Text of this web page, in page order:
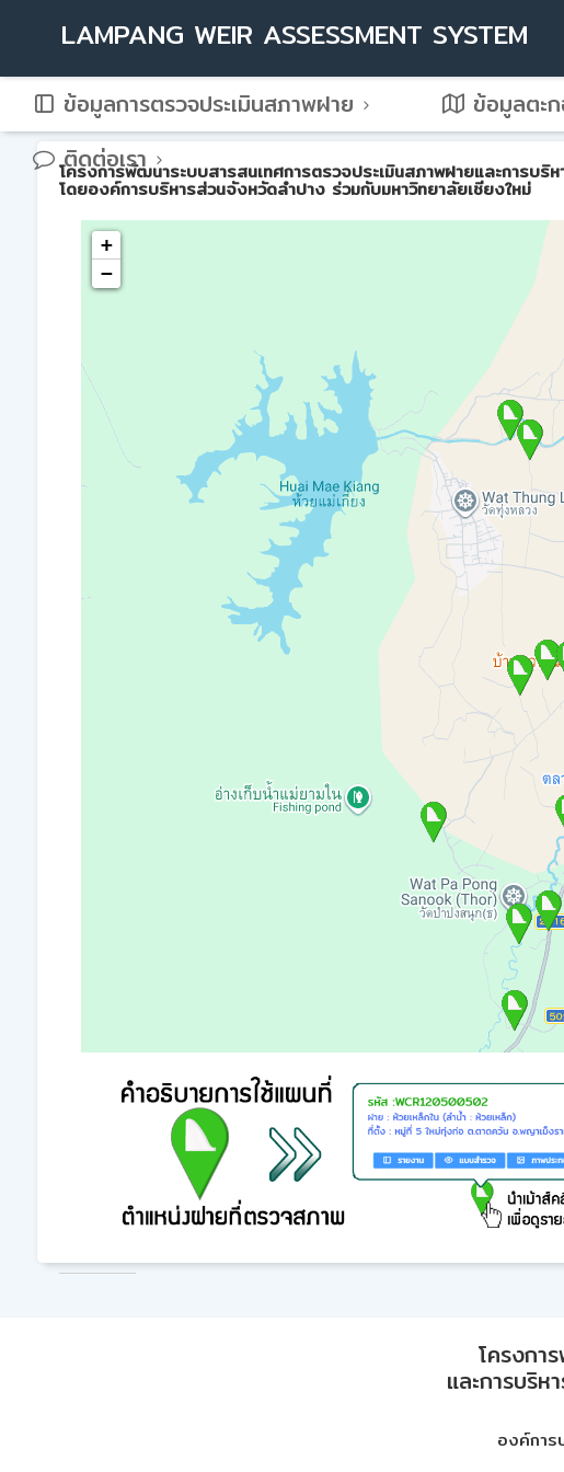
LAMPANG WEIR ASSESSMENT SYSTEM
ข้อมูลการตรวจประเมินสภาพฝาย ข้อมูลตะ
ติดต่อเรา
โครงการพัฒนาระบบสารสนเทศการตรวจประเมินสภาพฝายและการบ
โดยองค์การบริหารส่วนจังหวัดลำปาง ร่วมกับมหาวิทยาลัยเชียงใหม่
+
−
โครงกา
และการบริ
องค์การ